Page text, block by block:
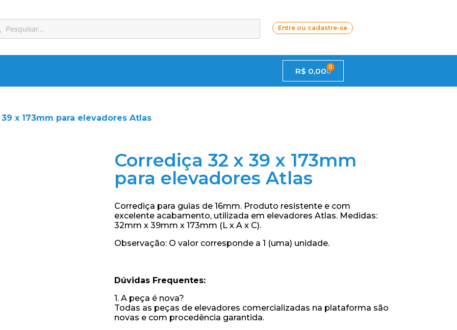
Entre ou cadastre-se
R$ 0,00 0
x 173mm para elevadores Atlas
Corrediça 32 x 39 x 173mm
para elevadores Atlas
Corrediça para guias de 16mm. Produto resistente e com
excelente acabamento, utilizada em elevadores Atlas. Medidas:
32mm x 39mm x 173mm (L x A x C).
Observação: O valor corresponde a 1 (uma) unidade.
Dúvidas Frequentes:
1. A peça é nova?
Todas as peças de elevadores comercializadas na plataforma são
novas e com procedência garantida.